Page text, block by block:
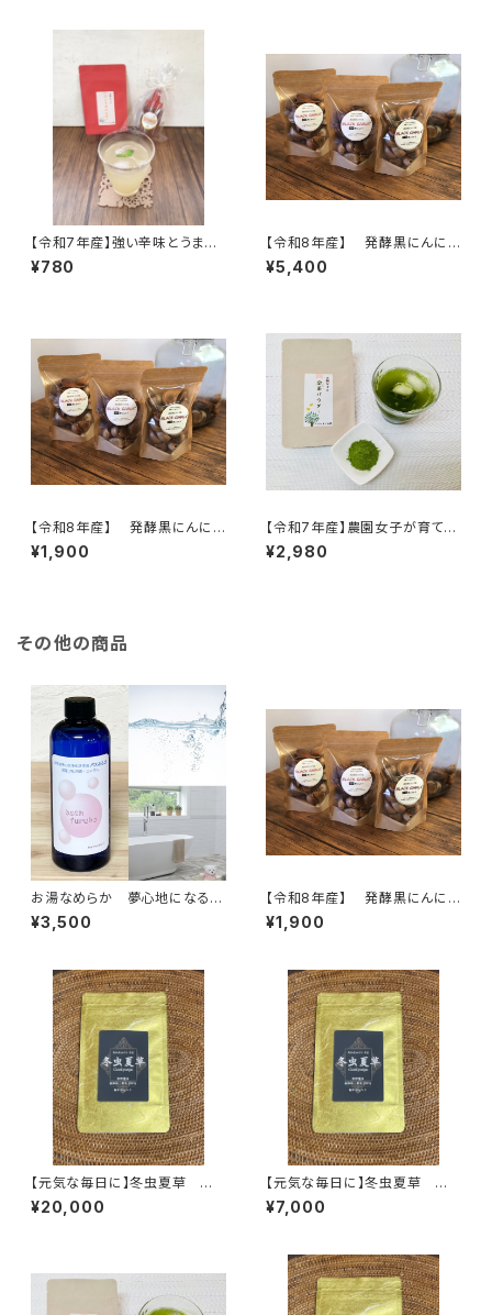
【令和7年産】強い辛味とうまみ
が際立つ！薬味やスパイスとして
簡単便利！冷凍保存もできる！
¥780
【令和8年産】 発酵黒にんに
く 120ｇ×3袋 ※農薬・化学
肥料不使用 ※天然由来の活
¥5,400
【令和8年産】 発酵黒にんに
く 120ｇ（1袋） ※農薬・化学
肥料不使用 ※天然由来の活
¥1,900
【令和7年産】農園女子が育てた
桑茶パウダー(50g) ※徳用サ
イズ 手軽にヘルシー生活 ス
¥2,980
その他の商品
お湯なめらか 夢心地になるバ
スリキッド お掃除までラクにな
る！ 天然 無添加 バスふる
¥3,500
【令和8年産】 発酵黒にんに
く 120ｇ（1袋） ※農薬・化学
肥料不使用 ※天然由来の活
¥1,900
【元気な毎日に】冬虫夏草 粉
末 30g スプーン付き【マカ
成分含有】
¥20,000
【元気な毎日に】冬虫夏草 粉
末 10g 約10日分 スプーン
付き【マカ成分含有】
¥7,000